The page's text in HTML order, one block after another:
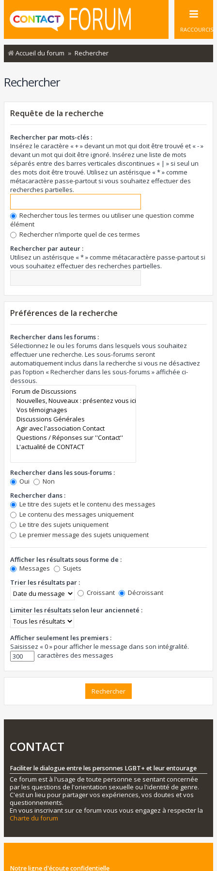
RACCOURCIS
Accueil du forum Rechercher
Rechercher
Requête de la recherche
Rechercher par mots-clés :
Insérez le caractère « + » devant un mot qui doit être trouvé et « - »
devant un mot qui doit être ignoré. Insérez une liste de mots
séparés entre des barres verticales discontinues « | » si seul un
des mots doit être trouvé. Utilisez un astérisque « * » comme
métacaractère passe-partout si vous souhaitez effectuer des
recherches partielles.
Rechercher tous les termes ou utiliser une question comme
élément
Rechercher n’importe quel de ces termes
Rechercher par auteur :
Utilisez un astérisque « * » comme métacaractère passe-partout si
vous souhaitez effectuer des recherches partielles.
Préférences de la recherche
Rechercher dans les forums :
Sélectionnez le ou les forums dans lesquels vous souhaitez
effectuer une recherche. Les sous-forums seront
automatiquement inclus dans la recherche si vous ne désactivez
pas l’option « Rechercher dans les sous-forums » affichée ci-
dessous.
Rechercher dans les sous-forums :
Oui
Non
Rechercher dans :
Le titre des sujets et le contenu des messages
Le contenu des messages uniquement
Le titre des sujets uniquement
Le premier message des sujets uniquement
Afficher les résultats sous forme de :
Messages
Sujets
Trier les résultats par :
Croissant
Décroissant
Limiter les résultats selon leur ancienneté :
Afficher seulement les premiers :
Saisissez « 0 » pour afficher le message dans son intégralité.
caractères des messages
CONTACT
Faciliter le dialogue entre les personnes LGBT+ et leur entourage
Ce forum est à l'usage de toute personne se sentant concernée
par les questions de l'orientation sexuelle ou l'identité de genre.
C'est un lieu pour partager vos expériences, vos doutes et vos
questionnements.
En vous inscrivant sur ce forum vous vous engagez à respecter la
Charte du forum
Notre ligne d'écoute confidentielle